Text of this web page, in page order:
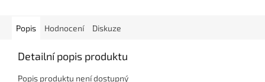
Popis Hodnocení Diskuze
Detailní popis produktu
Popis produktu není dostupný